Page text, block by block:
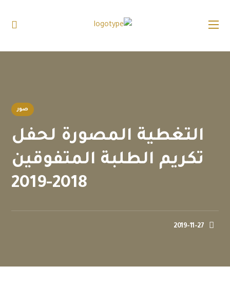
صور
التغطية المصورة لحفل
تكريم الطلبة المتفوقين
2018-2019
2019-11-27